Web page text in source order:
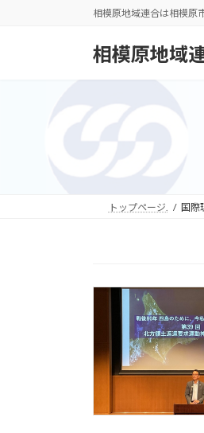
相模原地域連合は相模原
相模原地域
トップページ. 国際